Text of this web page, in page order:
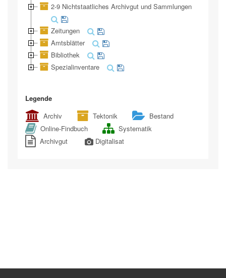
2-9 Nichtstaatliches Archivgut und Sammlungen
Zeitungen
Amtsblätter
Bibliothek
Spezialinventare
Legende
Archiv
Tektonik
Bestand
Online-Findbuch
Systematik
Archivgut
Digitalisat